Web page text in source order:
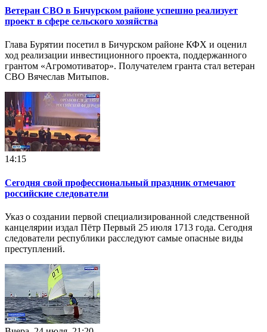
Ветеран СВО в Бичурском районе успешно реализует
проект в сфере сельского хозяйства
Глава Бурятии посетил в Бичурском районе КФХ и оценил
ход реализации инвестиционного проекта, поддержанного
грантом «Агромотиватор». Получателем гранта стал ветеран
СВО Вячеслав Митыпов.
14:15
Сегодня свой профессиональный праздник отмечают
российские следователи
Указ о создании первой специализированной следственной
канцелярии издал Пётр Первый 25 июля 1713 года. Сегодня
следователи республики расследуют самые опасные виды
преступлений.